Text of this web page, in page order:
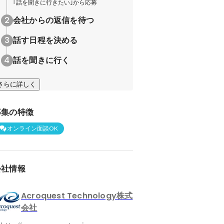
｢話を聞きに行きたい｣から応募
会社からの返信を待つ
話す日程を決める
話を聞きに行く
らに詳しく
の特徴
オンライン面談OK
情報
Acroquest Technology株式
会社